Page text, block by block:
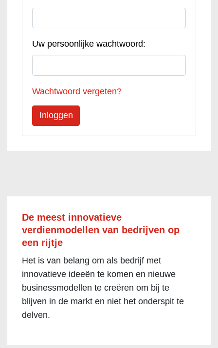
Uw persoonlijke wachtwoord:
Wachtwoord vergeten?
De meest innovatieve
verdienmodellen van bedrijven op
een rijtje
Het is van belang om als bedrijf met
innovatieve ideeën te komen en nieuwe
businessmodellen te creëren om bij te
blijven in de markt en niet het onderspit te
delven.